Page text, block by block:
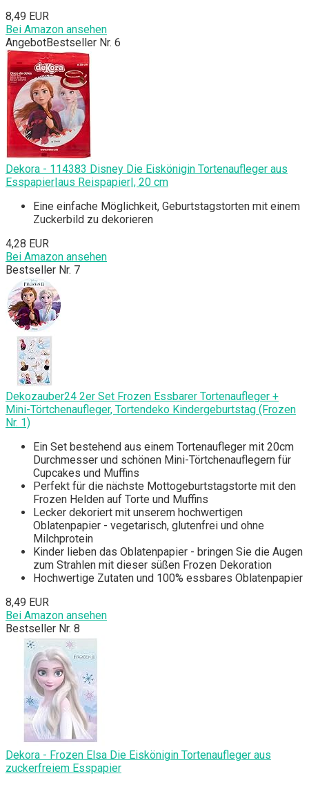
8,49 EUR
Bei Amazon ansehen
AngebotBestseller Nr. 6
Dekora - 114383 Disney Die Eiskönigin Tortenaufleger aus
Esspapier|aus Reispapier|, 20 cm
Eine einfache Möglichkeit, Geburtstagstorten mit einem
Zuckerbild zu dekorieren
4,28 EUR
Bei Amazon ansehen
Bestseller Nr. 7
Dekozauber24 2er Set Frozen Essbarer Tortenaufleger +
Mini-Törtchenaufleger, Tortendeko Kindergeburtstag (Frozen
Nr. 1)
Ein Set bestehend aus einem Tortenaufleger mit 20cm
Durchmesser und schönen Mini-Törtchenauflegern für
Cupcakes und Muffins
Perfekt für die nächste Mottogeburtstagstorte mit den
Frozen Helden auf Torte und Muffins
Lecker dekoriert mit unserem hochwertigen
Oblatenpapier - vegetarisch, glutenfrei und ohne
Milchprotein
Kinder lieben das Oblatenpapier - bringen Sie die Augen
zum Strahlen mit dieser süßen Frozen Dekoration
Hochwertige Zutaten und 100% essbares Oblatenpapier
8,49 EUR
Bei Amazon ansehen
Bestseller Nr. 8
Dekora - Frozen Elsa Die Eiskönigin Tortenaufleger aus
zuckerfreiem Esspapier